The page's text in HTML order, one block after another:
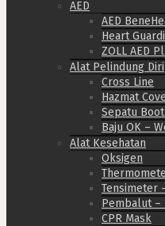
AED
AED
Heart
ZOLL AED
Alat Pelindung Diri
Cross Line
Hazmat
Sepatu
Baju OK –
Alat Kesehatan
Oksigen
Tensimeter
Pembalut –
CPR Mask